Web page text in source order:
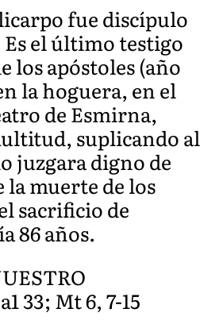
fue discípulo
Es el último testigo
los apóstoles (año
la hoguera, en el
de Esmirna,
suplicando al
juzgara digno de
muerte de los
sacrificio de
86 años.
33; Mt 6, 7-15